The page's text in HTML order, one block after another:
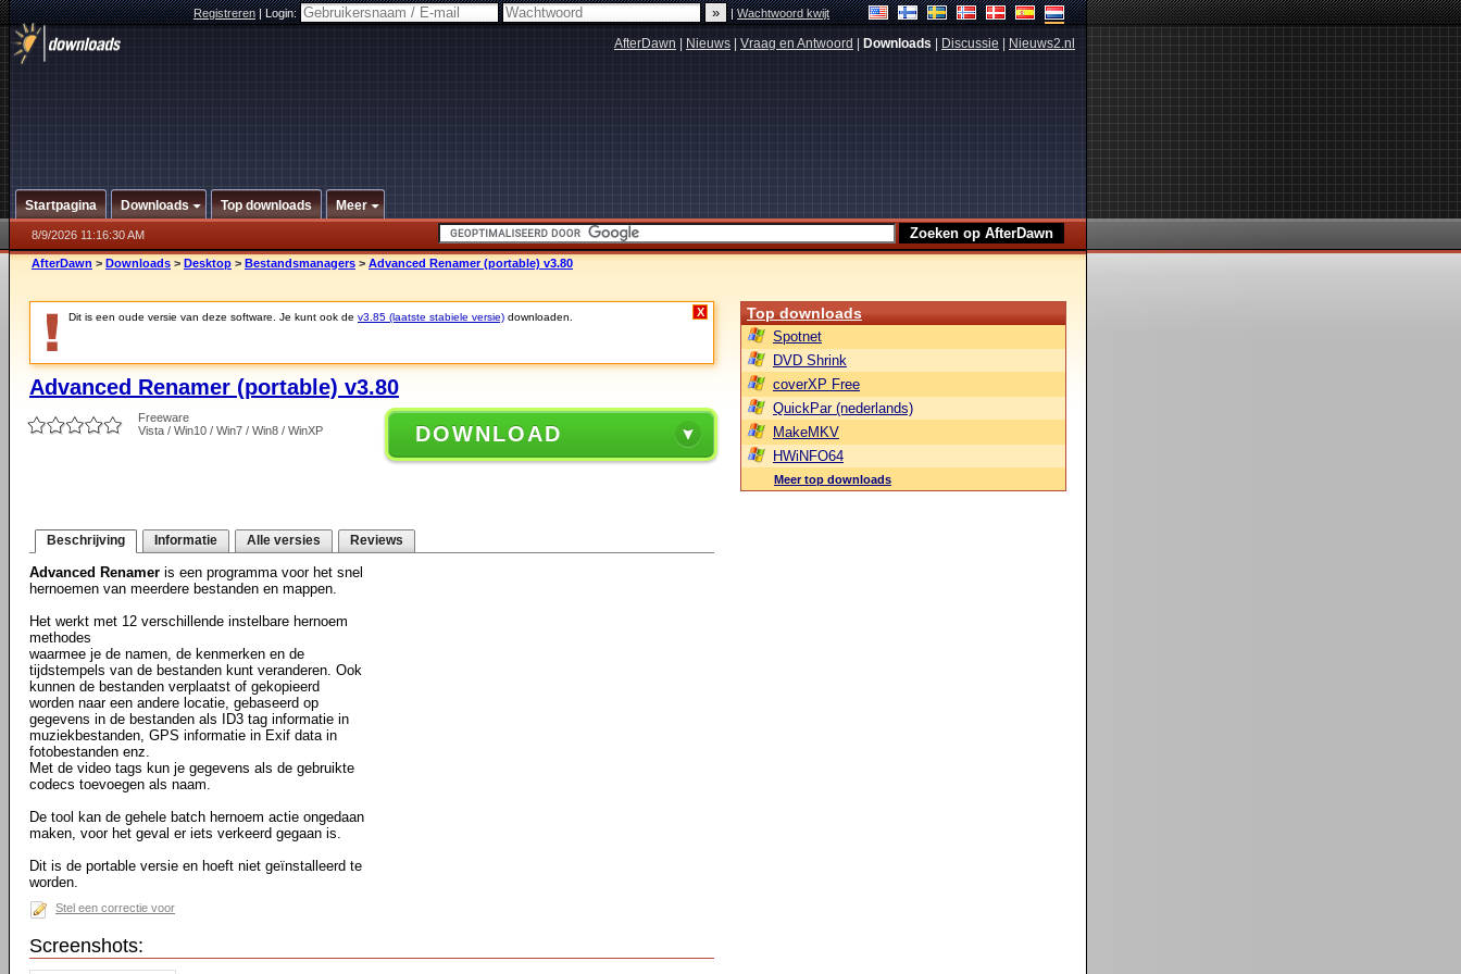
Registreren|Login: |Wachtwoord kwijt
AfterDawn Nieuws Vraag en Antwoord Downloads Discussie Nieuws2.nl
Startpagina Downloads Top downloads Meer
8/9/2026 11:16:30 AM
AfterDawn > Downloads > Desktop > Bestandsmanagers > Advanced Renamer (portable) v3.80
Dit is een oude versie van deze software. Je kunt ook de v3.85 (laatste stabiele versie) downloaden. X
Advanced Renamer (portable) v3.80
Freeware
Vista / Win10 / Win7 / Win8 / WinXP
DOWNLOAD
Beschrijving Informatie Alle versies Reviews
Advanced Renamer is een programma voor het snel
hernoemen van meerdere bestanden en mappen.
Het werkt met 12 verschillende instelbare hernoem
methodes
waarmee je de namen, de kenmerken en de
tijdstempels van de bestanden kunt veranderen. Ook
kunnen de bestanden verplaatst of gekopieerd
worden naar een andere locatie, gebaseerd op
gegevens in de bestanden als ID3 tag informatie in
muziekbestanden, GPS informatie in Exif data in
fotobestanden enz.
Met de video tags kun je gegevens als de gebruikte
codecs toevoegen als naam.
De tool kan de gehele batch hernoem actie ongedaan
maken, voor het geval er iets verkeerd gegaan is.
Dit is de portable versie en hoeft niet geïnstalleerd te
worden.
Stel een correctie voor
Screenshots:
Top downloads
Spotnet
DVD Shrink
coverXP Free
QuickPar (nederlands)
MakeMKV
HWiNFO64
Meer top downloads